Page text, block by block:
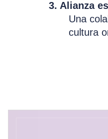
3. Alianza
Una
cultura